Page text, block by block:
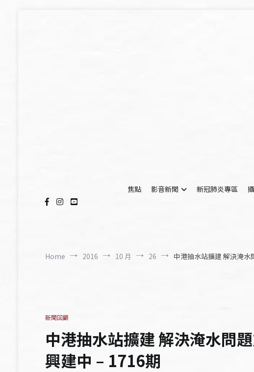
焦點
影音新聞 新冠肺炎專區
Home 2016 10 月 26 中港抽水站擴建 解決淹
新聞回顧
中港抽水站擴建 解決淹水問
興建中 – 1716期